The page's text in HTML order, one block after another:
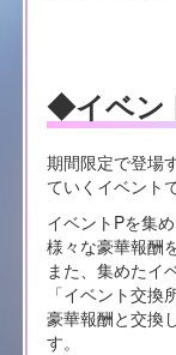
◆イベン
期間限定で登場
ていくイベントで
イベントPを集
様々な豪華報酬
また、集めたイ
「イベント交換
豪華報酬と交換
す。